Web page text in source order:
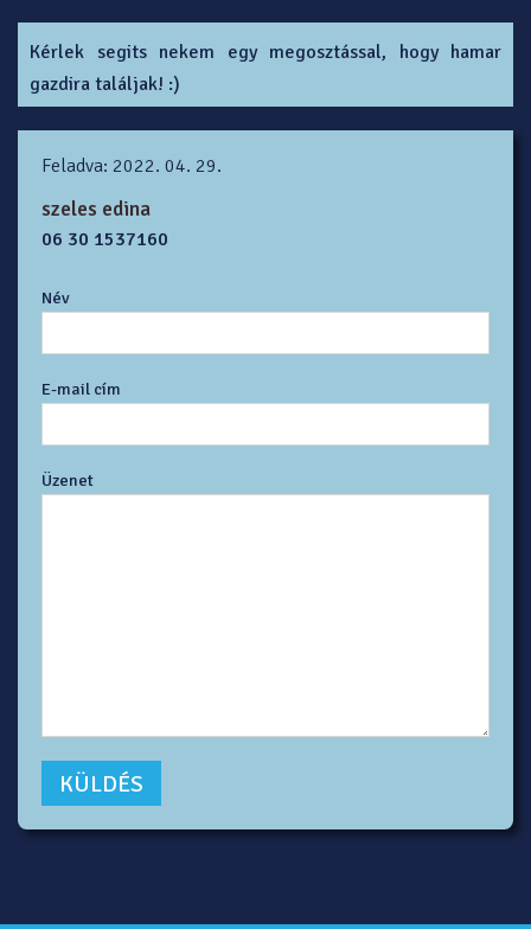
Kérlek segits nekem egy megosztással, hogy hamar
gazdira találjak! :)
Feladva: 2022. 04. 29.
szeles edina
06 30 1537160
Név
E-mail cím
Üzenet